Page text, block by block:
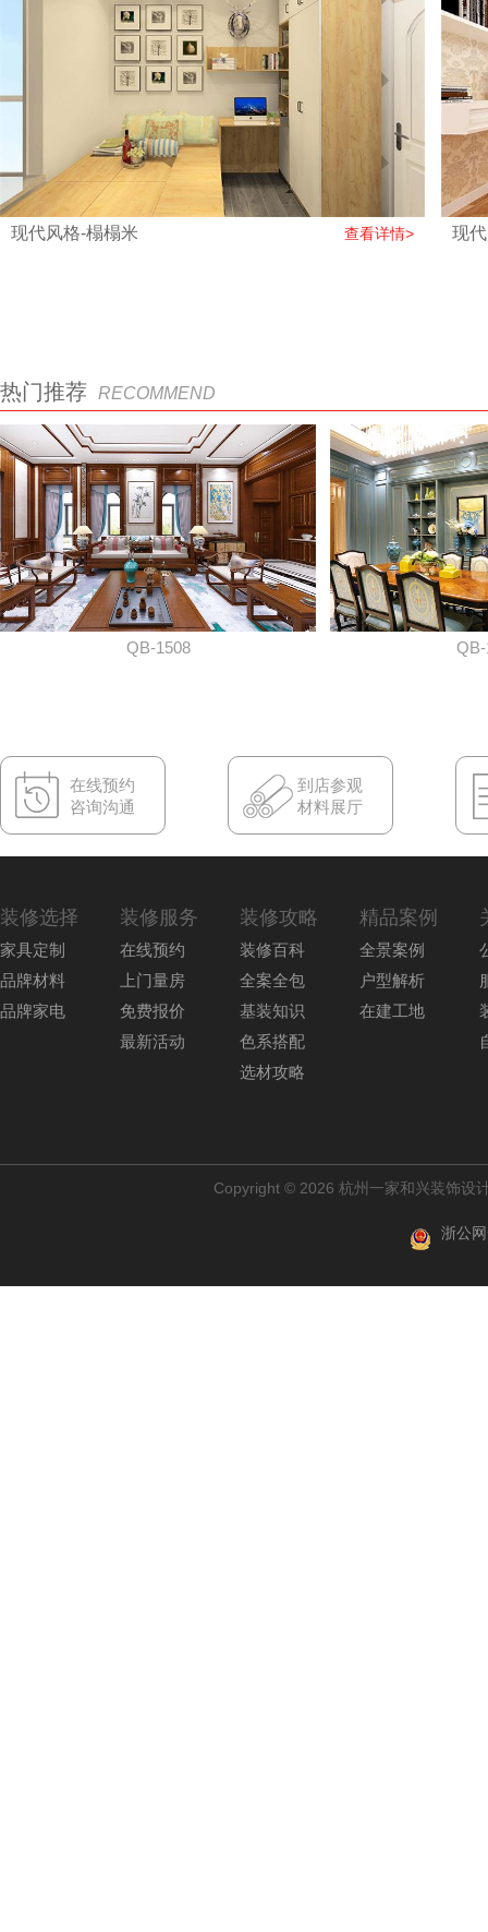
现代风格-榻榻米 查看详情> 现
热门推荐 RECOMMEND
QB-1508
在线预约
咨询沟通
到店参观
材料展厅
装修选择
家具定制
品牌材料
品牌家电
装修服务
在线预约
上门量房
免费报价
最新活动
装修攻略
装修百科
全案全包
基装知识
色系搭配
选材攻略
精品案例
全景案例
户型解析
在建工地
Copyright © 2026 杭州一家和兴装饰设
浙公